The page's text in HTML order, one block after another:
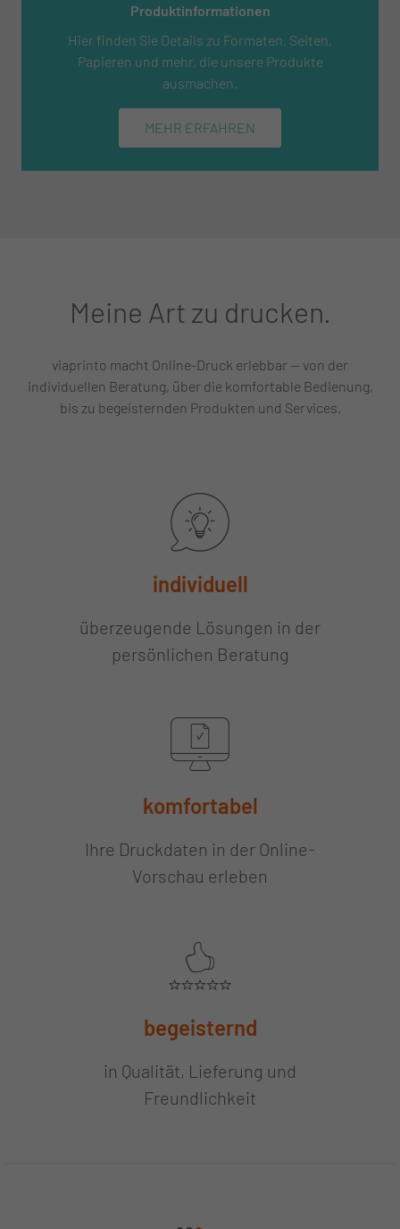
Produktinformationen
Hier finden Sie Details zu Formaten, Seiten,
Papieren und mehr, die unsere Produkte
ausmachen.
MEHR ERFAHREN
Meine Art zu drucken.
viaprinto macht Online-Druck erlebbar — von der
individuellen Beratung, über die komfortable Bedienung,
bis zu begeisternden Produkten und Services.
individuell
überzeugende Lösungen in der
persönlichen Beratung
komfortabel
Ihre Druckdaten in der Online-
Vorschau erleben
begeisternd
in Qualität, Lieferung und
Freundlichkeit